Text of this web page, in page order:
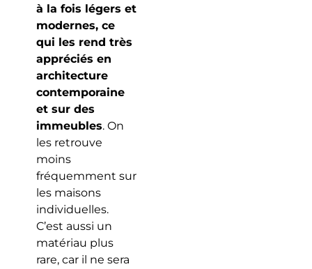
à la fois légers et
modernes, ce
qui les rend très
appréciés en
architecture
contemporaine
et sur des
immeubles. On
les retrouve
moins
fréquemment sur
les maisons
individuelles.
C’est aussi un
matériau plus
rare, car il ne sera